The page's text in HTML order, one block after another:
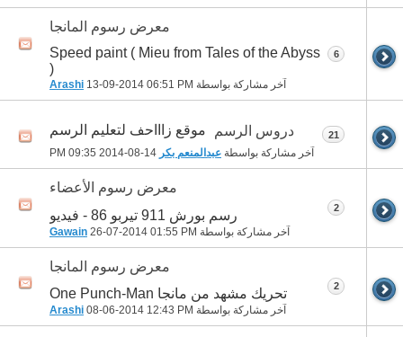
معرض رسوم المانجا
Speed paint ( Mieu from Tales of the Abyss
)
آخر مشاركة بواسطة Arashi 13-09-2014 06:51 PM
6
دروس الرسم موقع زاااحف لتعليم الرسم
آخر مشاركة بواسطة عبدالمنعم بكر 09:35 PM
21
معرض رسوم الأعضاء
رسم بورش 911 تيربو 86 - فيديو
آخر مشاركة بواسطة Gawain 26-07-2014 01:55 PM
2
معرض رسوم المانجا
تحريك مشهد من مانجا One Punch-Man
آخر مشاركة بواسطة Arashi 08-06-2014 12:43 PM
2